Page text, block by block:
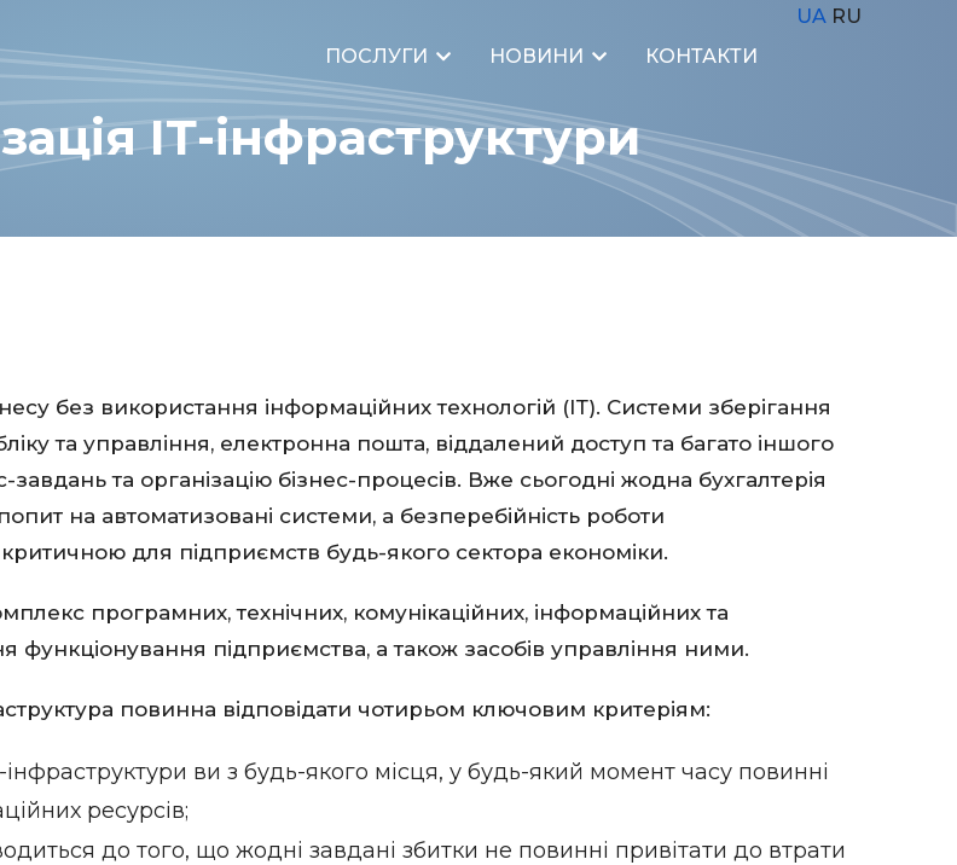
ПОСЛУГИ НОВИНИ КОНТАКТИ
UA RU
ІТ-інфраструктури
без використання інформаційних технологій (ІТ). Системи зберігання
та управління, електронна пошта, віддалений доступ та багато іншого
та організацію бізнес-процесів. Вже сьогодні жодна бухгалтерія
на автоматизовані системи, а безперебійність роботи
для підприємств будь-якого сектора економіки.
програмних, технічних, комунікаційних, інформаційних та
функціонування підприємства, а також засобів управління ними.
повинна відповідати чотирьом ключовим критеріям:
ви з будь-якого місця, у будь-який момент часу повинні
ресурсів;
до того, що жодні завдані збитки не повинні привітати до втрати